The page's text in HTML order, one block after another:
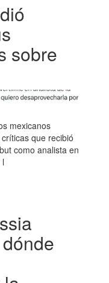
sobre
mexicanos
que recibió
como analista en
l